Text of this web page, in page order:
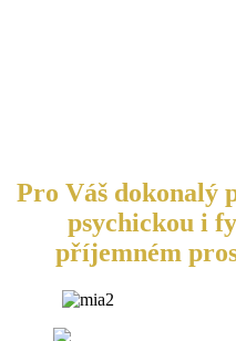
Pro Váš dokonalý
psychickou i
příjemném